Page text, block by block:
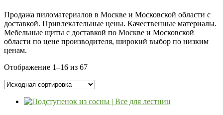
Продажа пиломатериалов в Москве и Московской области с
доставкой. Привлекательные цены. Качественные материалы.
Мебельные щиты с доставкой по Москве и Московской
области по цене производителя, широкий выбор по низким
ценам.
Отображение 1–16 из 67